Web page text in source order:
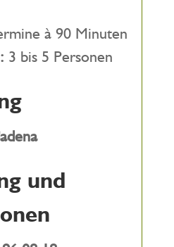
à 90 Minuten
3 bis 5 Personen
und